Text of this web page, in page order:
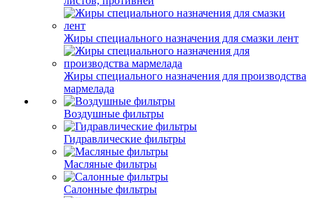
Жиры специального назначения для смазки лент
Жиры специального назначения для производства
мармелада
Воздушные фильтры
Гидравлические фильтры
Масляные фильтры
Салонные фильтры